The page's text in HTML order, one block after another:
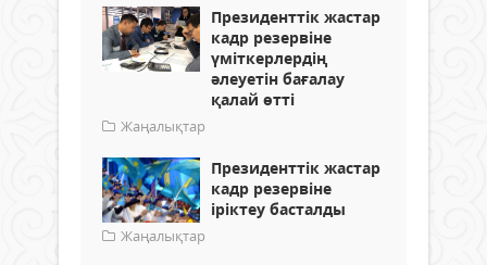
Президенттік жастар
кадр резервіне
үміткерлердің
әлеуетін бағалау
қалай өтті
Жаңалықтар
Президенттік жастар
кадр резервіне
іріктеу басталды
Жаңалықтар